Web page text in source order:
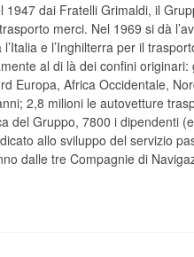
1947 dai Fratelli Grimaldi, il
merci. Nel 1969 si dà
e l’Inghilterra per il
al di là dei confini
Europa, Africa Occidentale,
2,8 milioni le autovetture
del Gruppo, 7800 i dipendenti
allo sviluppo del servizio
dalle tre Compagnie di